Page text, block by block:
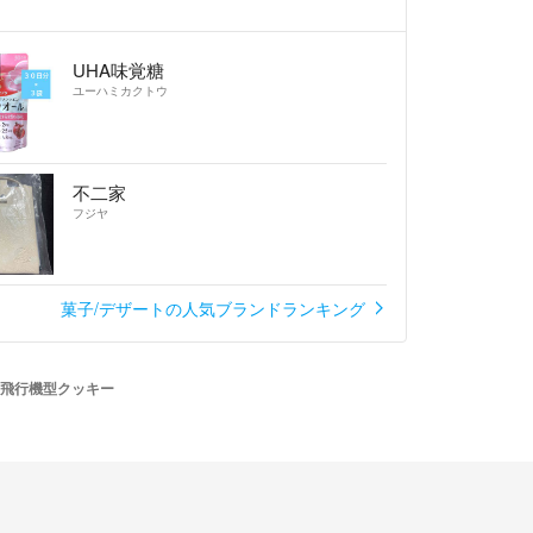
UHA味覚糖
ユーハミカクトウ
不二家
フジヤ
菓子/デザートの人気ブランドランキング
飛行機型クッキー